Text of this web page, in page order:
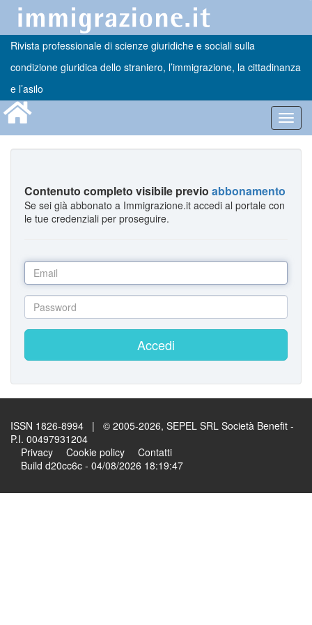
Rivista professionale di scienze giuridiche e sociali sulla
condizione giuridica dello straniero, l’immigrazione, la cittadinanza
e l’asilo
Contenuto completo visibile previo abbonamento
Se sei già abbonato a Immigrazione.it accedi al portale con
le tue credenziali per proseguire.
Accedi
ISSN 1826-8994 | © 2005-2026, SEPEL SRL Società Benefit -
P.I. 00497931204
Privacy
Cookie policy
Contatti
Build d20cc6c - 04/08/2026 18:19:47